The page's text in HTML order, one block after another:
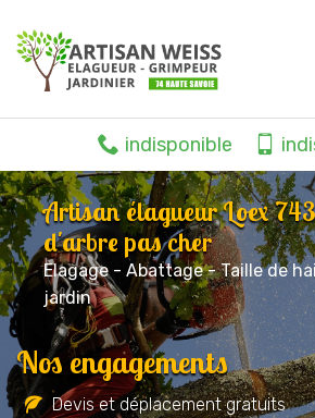
indisponible
Artisan élagueur Loex
d'arbre pas cher
Elagage - Abattage - Taille de
jardin
Nos engagements
Devis et déplacement gratuits